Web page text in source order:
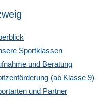
Sportklassen
und Beratung
(ab Klasse 9)
und Partner